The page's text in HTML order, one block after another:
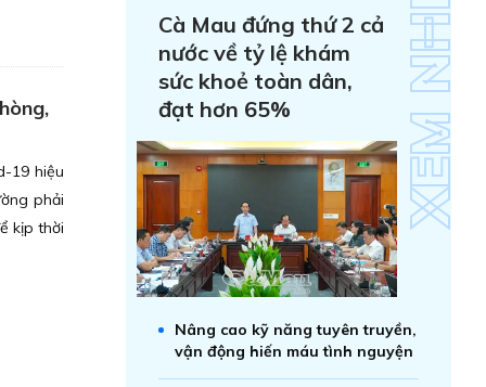
19 hiệu
phải
kịp thời
Cà Mau đứng thứ 2 cả
nước về tỷ lệ khám
sức khoẻ toàn dân,
đạt hơn 65%
Nâng cao kỹ năng tuyên truyền,
vận động hiến máu tình nguyện